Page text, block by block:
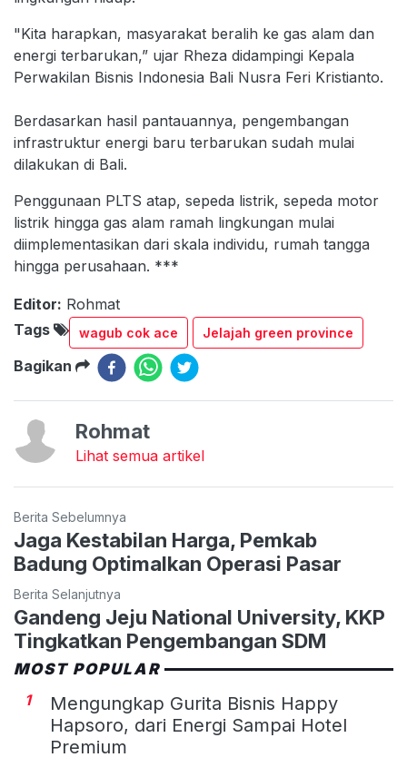
"Kita harapkan, masyarakat beralih ke gas alam dan
energi terbarukan,” ujar Rheza didampingi Kepala
Perwakilan Bisnis Indonesia Bali Nusra Feri Kristianto.
Berdasarkan hasil pantauannya, pengembangan
infrastruktur energi baru terbarukan sudah mulai
dilakukan di Bali.
Penggunaan PLTS atap, sepeda listrik, sepeda motor
listrik hingga gas alam ramah lingkungan mulai
diimplementasikan dari skala individu, rumah tangga
hingga perusahaan. ***
Editor: Rohmat
Tags
wagub cok ace Jelajah green province
Bagikan
Rohmat
Lihat semua artikel
Berita Sebelumnya
Jaga Kestabilan Harga, Pemkab
Badung Optimalkan Operasi Pasar
Berita Selanjutnya
Gandeng Jeju National University, KKP
Tingkatkan Pengembangan SDM
MOST POPULAR
1
Mengungkap Gurita Bisnis Happy
Hapsoro, dari Energi Sampai Hotel
Premium